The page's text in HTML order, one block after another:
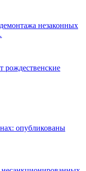
незаконных
рождественские
опубликованы